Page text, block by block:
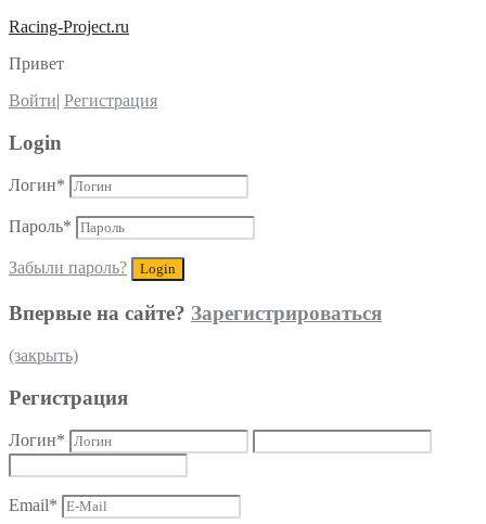
Racing-Project.ru
Привет
Войти| Регистрация
Login
Логин*
Пароль*
Забыли пароль?
Впервые на сайте? Зарегистрироваться
(закрыть)
Регистрация
Логин*
Email*